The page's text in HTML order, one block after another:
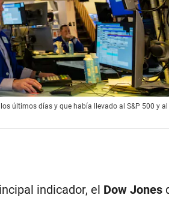
últimos días y que había llevado al S&P 500 y al
indicador, el Dow Jones